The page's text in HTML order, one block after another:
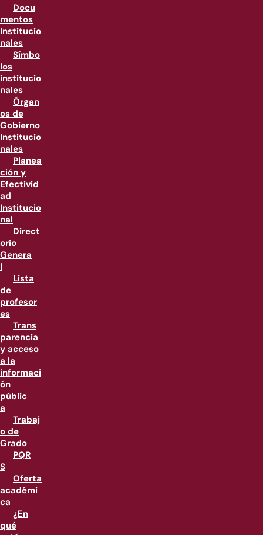
Docu
mentos
Institucio
nales
Símbo
los
institucio
nales
Órgan
os de
Gobierno
Institucio
nales
Planea
ción y
Efectivid
ad
Institucio
nal
Direct
orio
Genera
l
Lista
de
profesor
es
Trans
parencia
y acceso
a la
informaci
ón
públic
a
Trabaj
o de
Grado
PQR
S
Oferta
académi
ca
¿En
qué